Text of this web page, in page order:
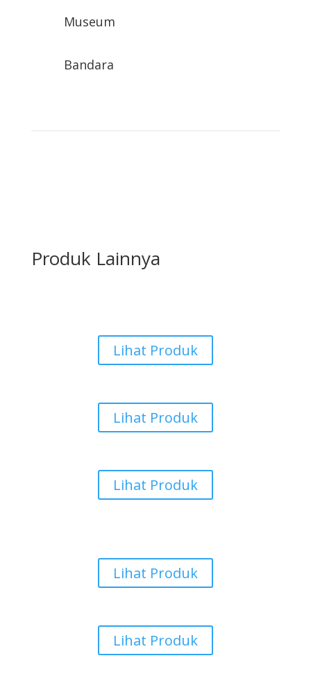
Museum
Bandara
Produk Lainnya
Lihat Produk
Lihat Produk
Lihat Produk
Lihat Produk
Lihat Produk